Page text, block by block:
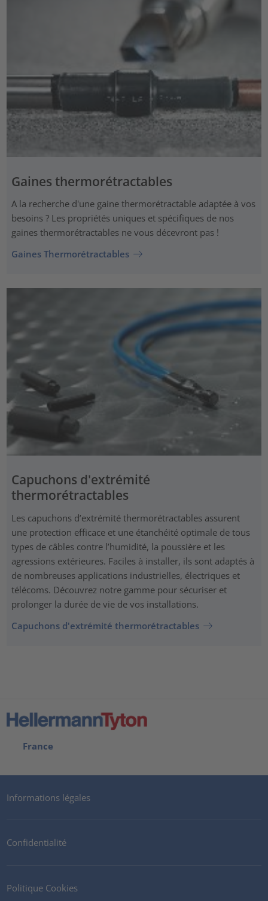
Gaines thermorétractables
A la recherche d'une gaine thermorétractable adaptée à vos
besoins ? Les propriétés uniques et spécifiques de nos
gaines thermorétractables ne vous décevront pas !
Gaines Thermorétractables
Capuchons d'extrémité
thermorétractables
Les capuchons d’extrémité thermorétractables assurent
une protection efficace et une étanchéité optimale de tous
types de câbles contre l’humidité, la poussière et les
agressions extérieures. Faciles à installer, ils sont adaptés à
de nombreuses applications industrielles, électriques et
télécoms. Découvrez notre gamme pour sécuriser et
prolonger la durée de vie de vos installations.
Capuchons d'extrémité thermorétractables
France
Informations légales
Confidentialité
Politique Cookies